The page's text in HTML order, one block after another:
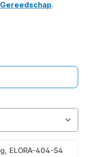
Gereedschap.